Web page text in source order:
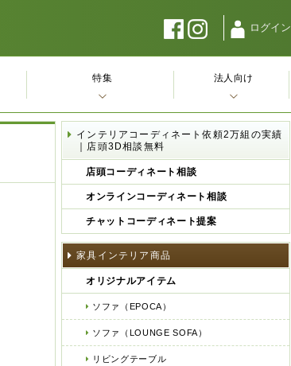
ログイン
インテリアコーディネート依頼2万組の実績
｜店頭3D相談無料
店頭コーディネート相談
オンラインコーディネート相談
チャットコーディネート提案
家具インテリア商品
オリジナルアイテム
ソファ（EPOCA）
ソファ（LOUNGE SOFA）
リビングテーブル
特集 法人向け